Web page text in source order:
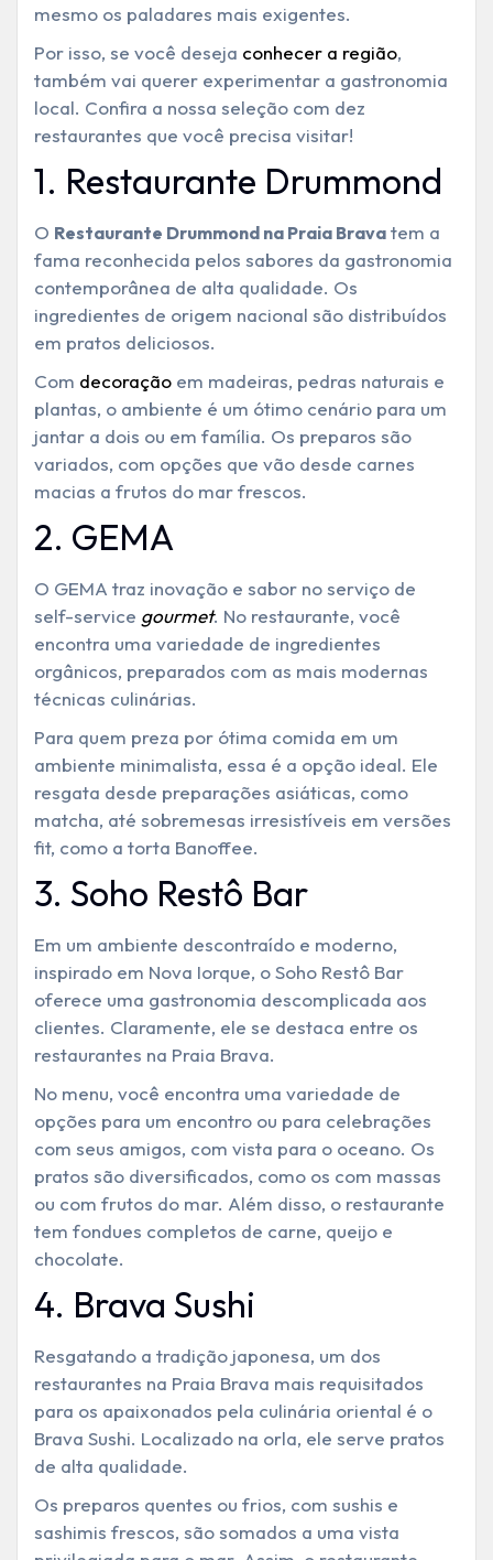
mesmo os paladares mais exigentes.
Por isso, se você deseja conhecer a região,
também vai querer experimentar a gastronomia
local. Confira a nossa seleção com dez
restaurantes que você precisa visitar!
1. Restaurante Drummond
O Restaurante Drummond na Praia Brava tem a
fama reconhecida pelos sabores da gastronomia
contemporânea de alta qualidade. Os
ingredientes de origem nacional são distribuídos
em pratos deliciosos.
Com decoração em madeiras, pedras naturais e
plantas, o ambiente é um ótimo cenário para um
jantar a dois ou em família. Os preparos são
variados, com opções que vão desde carnes
macias a frutos do mar frescos.
2. GEMA
O GEMA traz inovação e sabor no serviço de
self-service gourmet. No restaurante, você
encontra uma variedade de ingredientes
orgânicos, preparados com as mais modernas
técnicas culinárias.
Para quem preza por ótima comida em um
ambiente minimalista, essa é a opção ideal. Ele
resgata desde preparações asiáticas, como
matcha, até sobremesas irresistíveis em versões
fit, como a torta Banoffee.
3. Soho Restô Bar
Em um ambiente descontraído e moderno,
inspirado em Nova Iorque, o Soho Restô Bar
oferece uma gastronomia descomplicada aos
clientes. Claramente, ele se destaca entre os
restaurantes na Praia Brava.
No menu, você encontra uma variedade de
opções para um encontro ou para celebrações
com seus amigos, com vista para o oceano. Os
pratos são diversificados, como os com massas
ou com frutos do mar. Além disso, o restaurante
tem fondues completos de carne, queijo e
chocolate.
4. Brava Sushi
Resgatando a tradição japonesa, um dos
restaurantes na Praia Brava mais requisitados
para os apaixonados pela culinária oriental é o
Brava Sushi. Localizado na orla, ele serve pratos
de alta qualidade.
Os preparos quentes ou frios, com sushis e
sashimis frescos, são somados a uma vista